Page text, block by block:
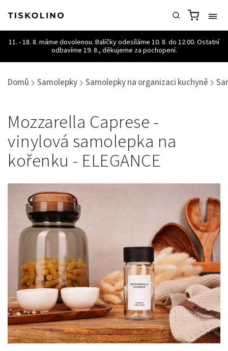
Domů / Samolepky / Samolepky na organizaci kuchyně /
Mozzarella Caprese -
vinylová samolepka na
kořenku - ELEGANCE